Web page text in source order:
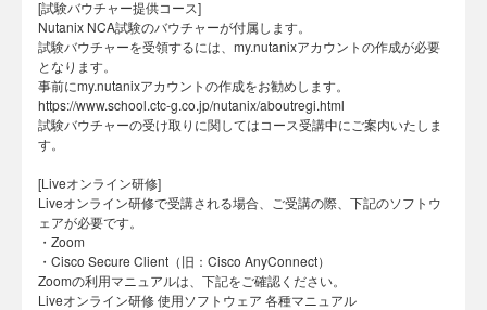
[試験バウチャー提供コース]
Nutanix NCA試験のバウチャーが付属します。
試験バウチャーを受領するには、my.nutanixアカウントの作成が必要
となります。
事前にmy.nutanixアカウントの作成をお勧めします。
https://www.school.ctc-g.co.jp/nutanix/aboutregi.html
試験バウチャーの受け取りに関してはコース受講中にご案内いたしま
す。
[Liveオンライン研修]
Liveオンライン研修で受講される場合、ご受講の際、下記のソフトウ
ェアが必要です。
・Zoom
・Cisco Secure Client（旧：Cisco AnyConnect）
Zoomの利用マニュアルは、下記をご確認ください。
Liveオンライン研修 使用ソフトウェア 各種マニュアル